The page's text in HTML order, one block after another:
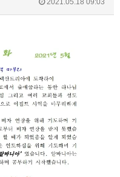
2021.05.18 09:03